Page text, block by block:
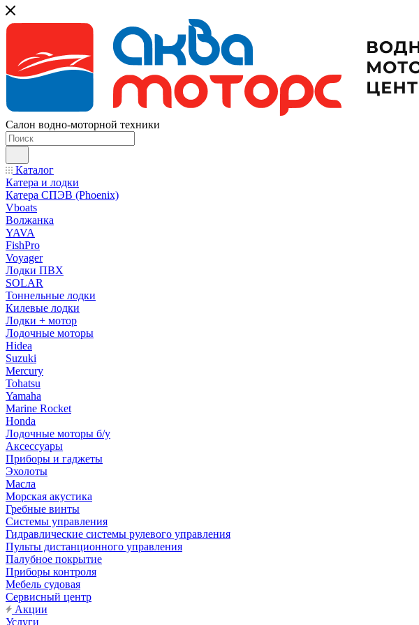
Салон водно-моторной техники
Каталог
Катера и лодки
Катера СПЭВ (Phoenix)
Vboats
Волжанка
YAVA
FishPro
Voyager
Лодки ПВХ
SOLAR
Тоннельные лодки
Килевые лодки
Лодки + мотор
Лодочные моторы
Hidea
Suzuki
Mercury
Tohatsu
Yamaha
Marine Rocket
Honda
Лодочные моторы б/у
Аксессуары
Приборы и гаджеты
Эхолоты
Масла
Морская акустика
Гребные винты
Системы управления
Гидравлические системы рулевого управления
Пульты дистанционного управления
Палубное покрытие
Приборы контроля
Мебель судовая
Сервисный центр
Акции
Услуги